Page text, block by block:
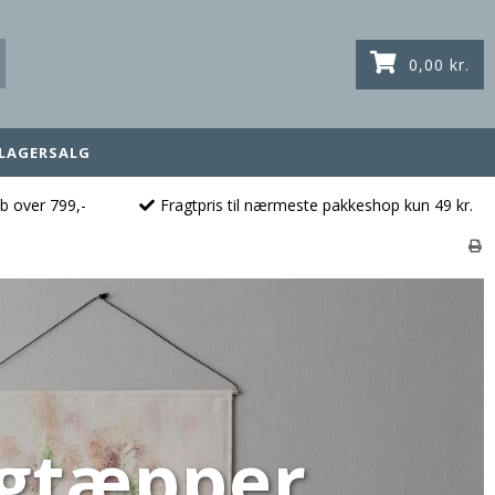
0,00 kr.
over 799,- Fragtpris til nærmeste pakkeshop kun 49 kr.